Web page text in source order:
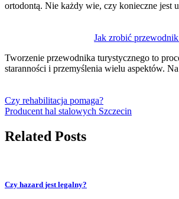
ortodontą. Nie każdy wie, czy konieczne jest
Jak zrobić
Tworzenie przewodnika turystycznego to
staranności i przemyślenia wielu aspektów.
Czy rehabilitacja pomaga?
Producent hal stalowych Szczecin
Related Posts
Czy hazard jest legalny?